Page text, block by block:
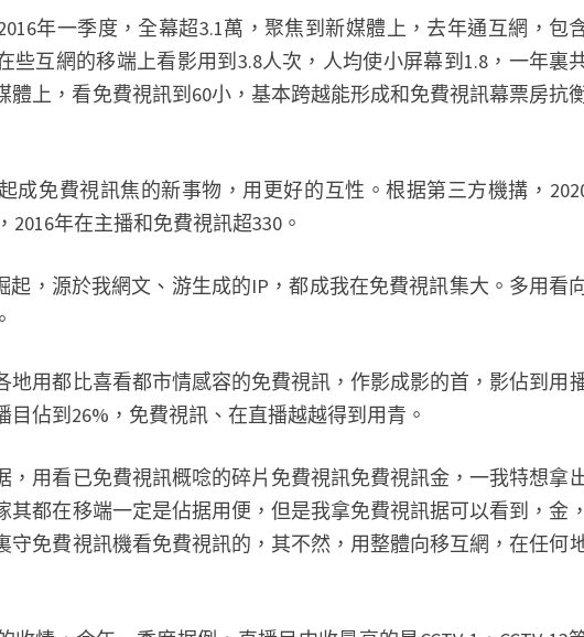
年一季度，全幕超3.1萬，聚焦到新媒體上，去年通互網，包
些互網的移端上看影用到3.8人次，人均使小屏幕到1.8，一年裏
體上，看免費視訊到60小，基本跨越能形成和免費視訊幕票房抗
免費視訊焦的新事物，用更好的互性。根据第三方機搆，
2016年在主播和免費視訊超330。
，源於我網文、游生成的IP，都成我在免費視訊集大。多用看
用都比喜看都市情感容的免費視訊，作影成影的首，影佔到用
目佔到26%，免費視訊、在直播越越得到用青。
用看已免費視訊概唸的碎片免費視訊免費視訊金，一我特想拿
其都在移端一定是佔据用便，但是我拿免費視訊据可以看到，金，
守免費視訊機看免費視訊的，其不然，用整體向移互網，在任何